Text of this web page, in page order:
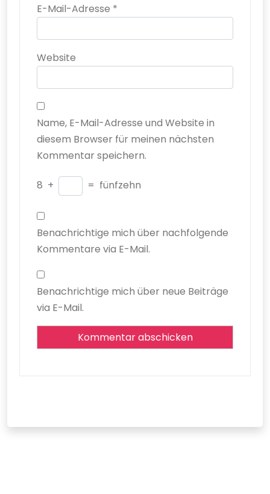
E-Mail-Adresse *
Website
Name, E-Mail-Adresse und Website in
diesem Browser für meinen nächsten
Kommentar speichern.
8 + = fünfzehn
Benachrichtige mich über nachfolgende
Kommentare via E-Mail.
Benachrichtige mich über neue Beiträge
via E-Mail.